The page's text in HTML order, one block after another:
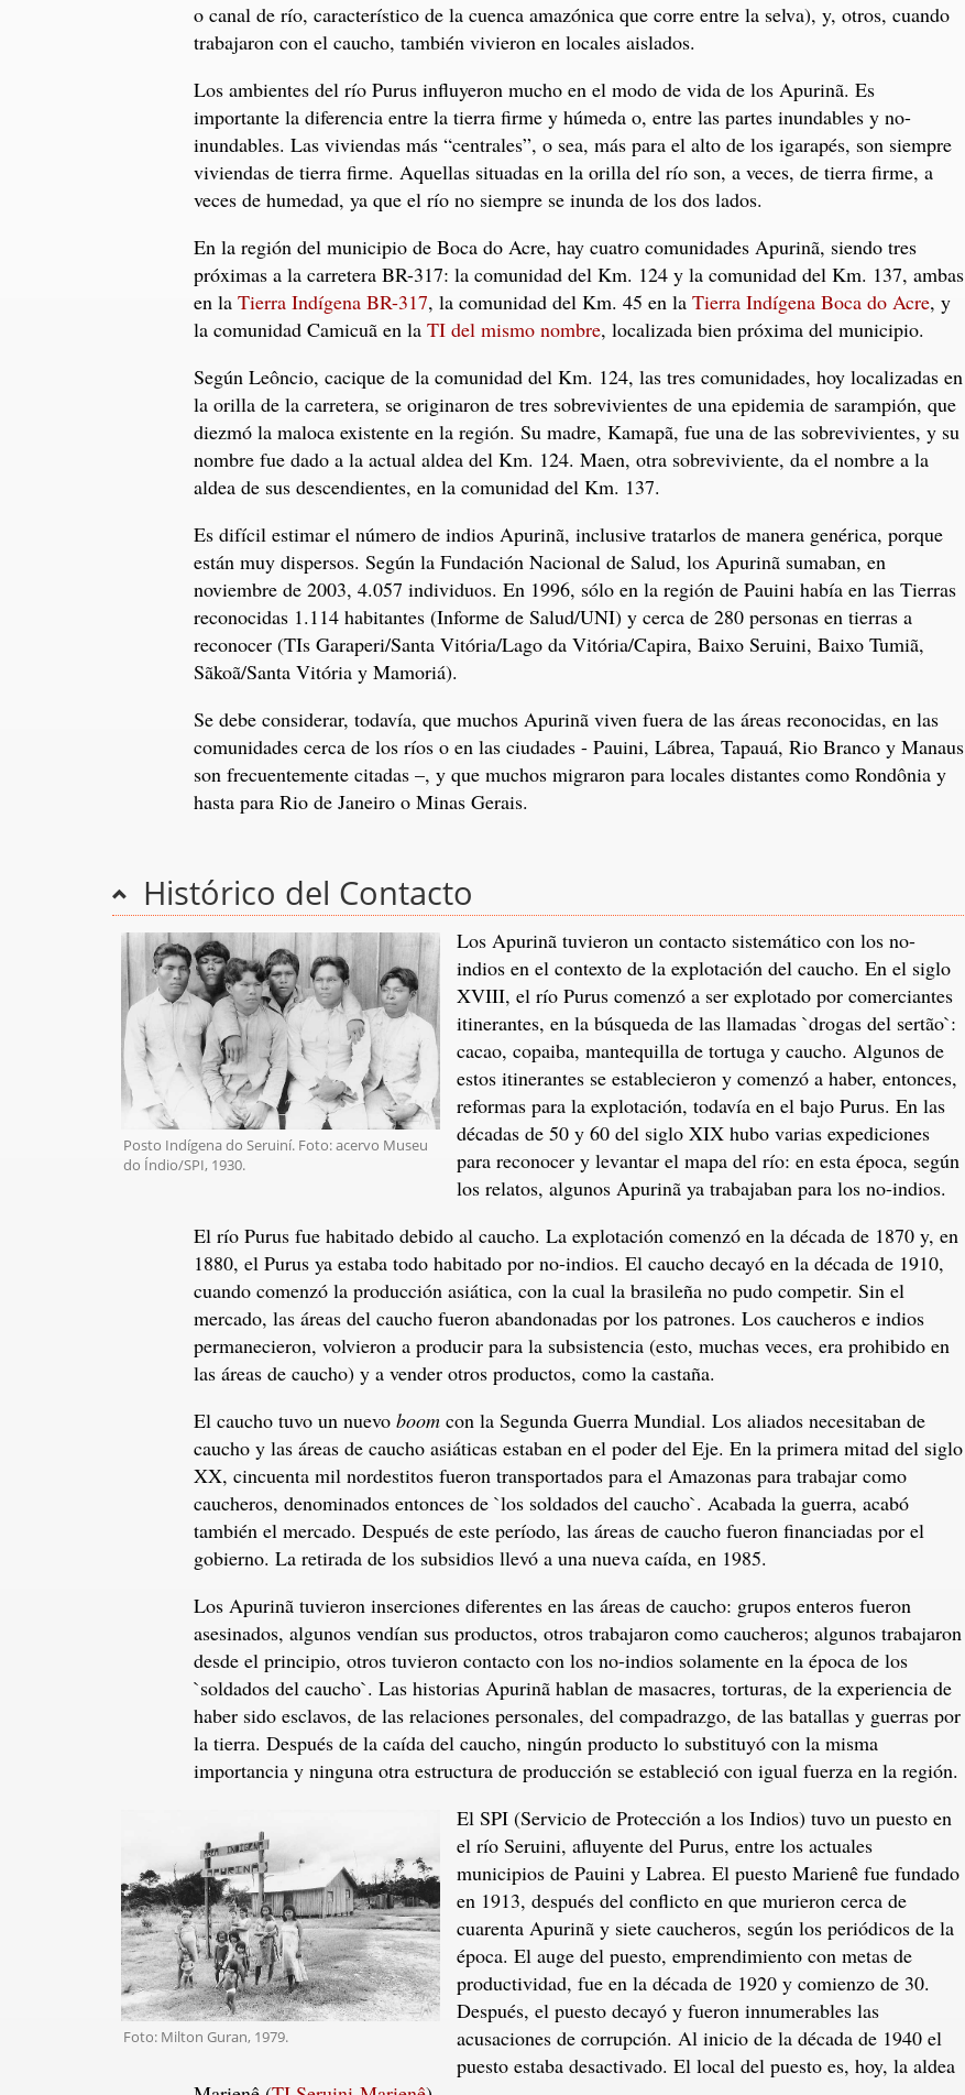
o canal de río, característico de la cuenca amazónica que corre entre la selva), y, otros, cuando
trabajaron con el caucho, también vivieron en locales aislados.
Los ambientes del río Purus influyeron mucho en el modo de vida de los Apurinã. Es
importante la diferencia entre la tierra firme y húmeda o, entre las partes inundables y no-
inundables. Las viviendas más “centrales”, o sea, más para el alto de los igarapés, son siempre
viviendas de tierra firme. Aquellas situadas en la orilla del río son, a veces, de tierra firme, a
veces de humedad, ya que el río no siempre se inunda de los dos lados.
En la región del municipio de Boca do Acre, hay cuatro comunidades Apurinã, siendo tres
próximas a la carretera BR-317: la comunidad del Km. 124 y la comunidad del Km. 137, ambas
en la Tierra Indígena BR-317, la comunidad del Km. 45 en la Tierra Indígena Boca do Acre, y
la comunidad Camicuã en la TI del mismo nombre, localizada bien próxima del municipio.
Según Leôncio, cacique de la comunidad del Km. 124, las tres comunidades, hoy localizadas en
la orilla de la carretera, se originaron de tres sobrevivientes de una epidemia de sarampión, que
diezmó la maloca existente en la región. Su madre, Kamapã, fue una de las sobrevivientes, y su
nombre fue dado a la actual aldea del Km. 124. Maen, otra sobreviviente, da el nombre a la
aldea de sus descendientes, en la comunidad del Km. 137.
Es difícil estimar el número de indios Apurinã, inclusive tratarlos de manera genérica, porque
están muy dispersos. Según la Fundación Nacional de Salud, los Apurinã sumaban, en
noviembre de 2003, 4.057 individuos. En 1996, sólo en la región de Pauini había en las Tierras
reconocidas 1.114 habitantes (Informe de Salud/UNI) y cerca de 280 personas en tierras a
reconocer (TIs Garaperi/Santa Vitória/Lago da Vitória/Capira, Baixo Seruini, Baixo Tumiã,
Sãkoã/Santa Vitória y Mamoriá).
Se debe considerar, todavía, que muchos Apurinã viven fuera de las áreas reconocidas, en las
comunidades cerca de los ríos o en las ciudades - Pauini, Lábrea, Tapauá, Rio Branco y Manaus
son frecuentemente citadas –, y que muchos migraron para locales distantes como Rondônia y
hasta para Rio de Janeiro o Minas Gerais.
Histórico del Contacto
Posto Indí­gena do Seruiní. Foto: acervo Museu
do Índio/SPI, 1930.
Los Apurinã tuvieron un contacto sistemático con los no-
indios en el contexto de la explotación del caucho. En el siglo
XVIII, el río Purus comenzó a ser explotado por comerciantes
itinerantes, en la búsqueda de las llamadas `drogas del sertão`:
cacao, copaiba, mantequilla de tortuga y caucho. Algunos de
estos itinerantes se establecieron y comenzó a haber, entonces,
reformas para la explotación, todavía en el bajo Purus. En las
décadas de 50 y 60 del siglo XIX hubo varias expediciones
para reconocer y levantar el mapa del río: en esta época, según
los relatos, algunos Apurinã ya trabajaban para los no-indios.
El río Purus fue habitado debido al caucho. La explotación comenzó en la década de 1870 y, en
1880, el Purus ya estaba todo habitado por no-indios. El caucho decayó en la década de 1910,
cuando comenzó la producción asiática, con la cual la brasileña no pudo competir. Sin el
mercado, las áreas del caucho fueron abandonadas por los patrones. Los caucheros e indios
permanecieron, volvieron a producir para la subsistencia (esto, muchas veces, era prohibido en
las áreas de caucho) y a vender otros productos, como la castaña.
El caucho tuvo un nuevo boomcon la Segunda Guerra Mundial. Los aliados necesitaban de
caucho y las áreas de caucho asiáticas estaban en el poder del Eje. En la primera mitad del siglo
XX, cincuenta mil nordestitos fueron transportados para el Amazonas para trabajar como
caucheros, denominados entonces de `los soldados del caucho`. Acabada la guerra, acabó
también el mercado. Después de este período, las áreas de caucho fueron financiadas por el
gobierno. La retirada de los subsidios llevó a una nueva caída, en 1985.
Los Apurinã tuvieron inserciones diferentes en las áreas de caucho: grupos enteros fueron
asesinados, algunos vendían sus productos, otros trabajaron como caucheros; algunos trabajaron
desde el principio, otros tuvieron contacto con los no-indios solamente en la época de los
`soldados del caucho`. Las historias Apurinã hablan de masacres, torturas, de la experiencia de
haber sido esclavos, de las relaciones personales, del compadrazgo, de las batallas y guerras por
la tierra. Después de la caída del caucho, ningún producto lo substituyó con la misma
importancia y ninguna otra estructura de producción se estableció con igual fuerza en la región.
Foto: Milton Guran, 1979.
El SPI (Servicio de Protección a los Indios) tuvo un puesto en
el río Seruini, afluyente del Purus, entre los actuales
municipios de Pauini y Labrea. El puesto Marienê fue fundado
en 1913, después del conflicto en que murieron cerca de
cuarenta Apurinã y siete caucheros, según los periódicos de la
época. El auge del puesto, emprendimiento con metas de
productividad, fue en la década de 1920 y comienzo de 30.
Después, el puesto decayó y fueron innumerables las
acusaciones de corrupción. Al inicio de la década de 1940 el
puesto estaba desactivado. El local del puesto es, hoy, la aldea